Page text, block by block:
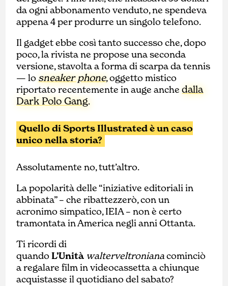
da ogni abbonamento venduto, ne spendeva
appena 4 per produrre un singolo telefono.
Il gadget ebbe così tanto successo che, dopo
poco, la rivista ne propose una seconda
versione, stavolta a forma di scarpa da tennis
— lo sneaker phone, oggetto mistico
riportato recentemente in auge anchedalla
Dark Polo Gang.
Quello di Sports Illustrated è un caso
unico nella storia?
Assolutamente no, tutt’altro.
La popolarità delle “iniziative editoriali in
abbinata” – che ribattezzerò, con un
acronimo simpatico, IEIA – non è certo
tramontata in America negli anni Ottanta.
Ti ricordi di
quandoL’Unità walterveltronianacominciò
a regalare film in videocassetta a chiunque
acquistasse il quotidiano del sabato?